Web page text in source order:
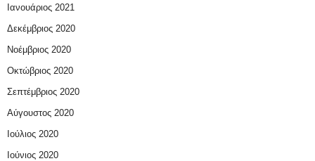
Ιανουάριος 2021
Δεκέμβριος 2020
Νοέμβριος 2020
Οκτώβριος 2020
Σεπτέμβριος 2020
Αύγουστος 2020
Ιούλιος 2020
Ιούνιος 2020